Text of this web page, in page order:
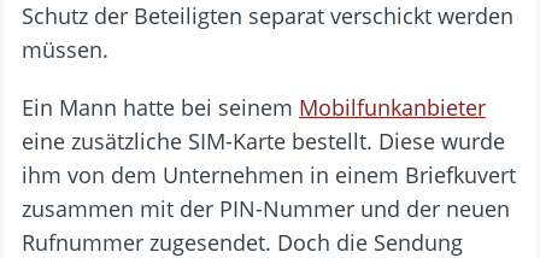
Schutz der Beteiligten separat verschickt werden
müssen.
Ein Mann hatte bei seinem Mobilfunkanbieter
eine zusätzliche SIM-Karte bestellt. Diese wurde
ihm von dem Unternehmen in einem Briefkuvert
zusammen mit der PIN-Nummer und der neuen
Rufnummer zugesendet. Doch die Sendung